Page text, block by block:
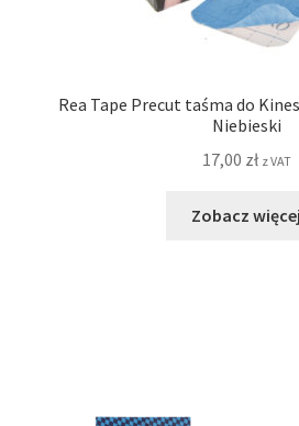
Rea Tape Precut taśma do
Niebieski
17,00 zł z VAT
Zobacz więcej